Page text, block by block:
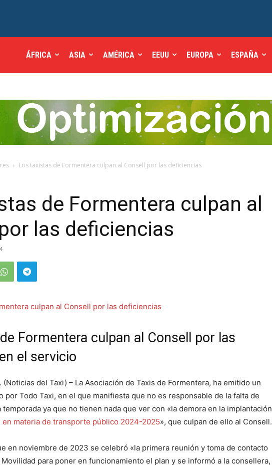
ÁFRICA ASIA AMÉRICA EEUU EUROPA ESPAÑA
Los taxistas de Formentera culpan al Consell por las deficiencias
de Formentera culpan al
las deficiencias
Formentera culpan al Consell por las
el servicio
(Noticias del Taxi) – La Asociación de Taxis de Formentera, ha emitido un
por Todo Taxi, en el que manifiesta que no es responsable de la falta de
ya que no tienen nada que ver con «la demora en la implantación
en materia de transporte público 2024-2025», que culpan de ello al Consell.
en noviembre de 2023 se celebró «la primera reunión y toma de contacto
para poner en funcionamiento el plan y se informó a la consellera,